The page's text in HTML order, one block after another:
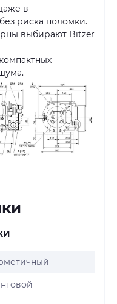
в
риска поломки.
выбирают Bitzer